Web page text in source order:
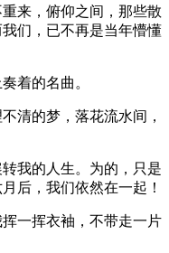
来，俯仰之间，那些散
们，已不再是当年懵懂
着的名曲。
清的梦，落花流水间，
我的人生。为的，只是
后，我们依然在一起！
一挥衣袖，不带走一片